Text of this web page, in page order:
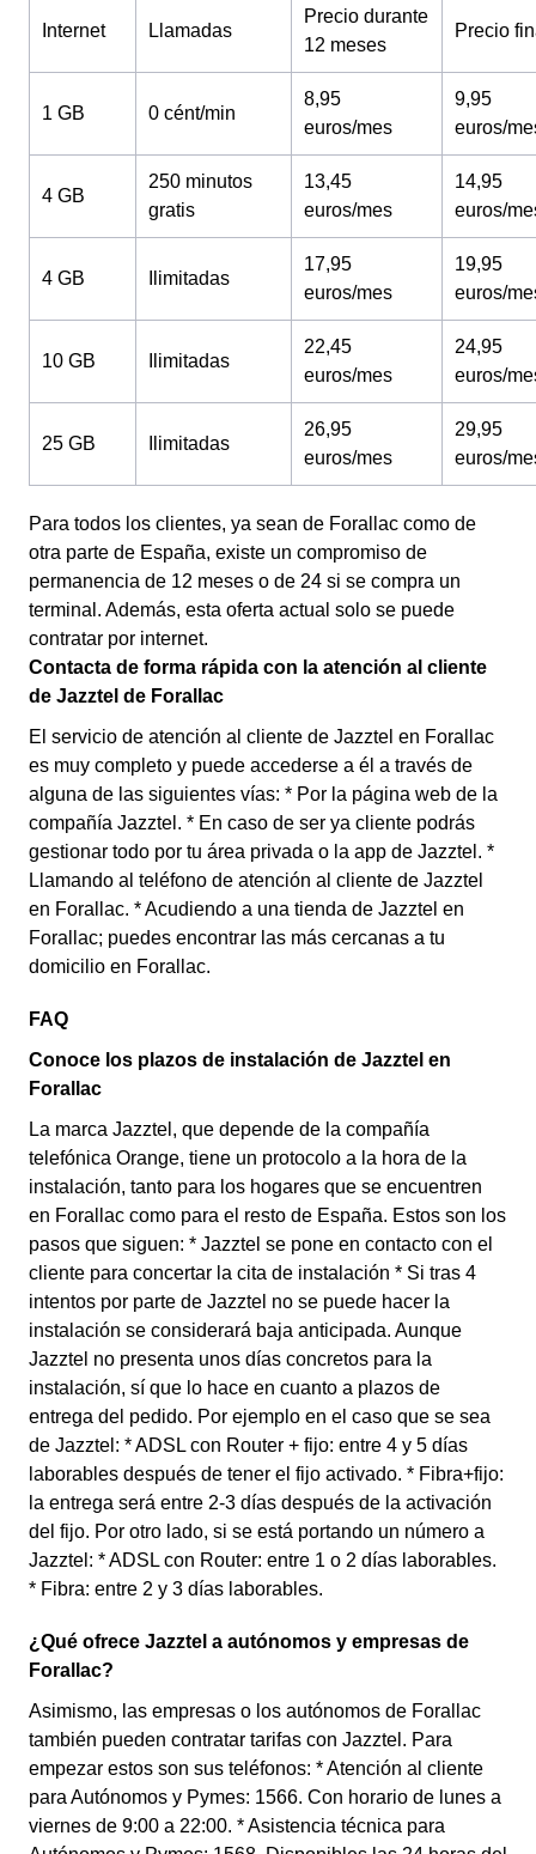
Internet Llamadas
Precio durante
12 meses
Precio
1 GB 0 cént/min
8,95
euros/mes
9,95
euros/
4 GB
250 minutos
gratis
13,45
euros/mes
14,95
euros/
4 GB Ilimitadas
17,95
euros/mes
19,95
euros/
10 GB Ilimitadas
22,45
euros/mes
24,95
euros/
25 GB Ilimitadas
26,95
euros/mes
29,95
euros/
Para todos los clientes, ya sean de Forallac como de
otra parte de España, existe un compromiso de
permanencia de 12 meses o de 24 si se compra un
terminal. Además, esta oferta actual solo se puede
contratar por internet.
Contacta de forma rápida con la atención al cliente
de Jazztel de Forallac
El servicio de atención al cliente de Jazztel en Forallac
es muy completo y puede accederse a él a través de
alguna de las siguientes vías: * Por la página web de la
compañía Jazztel. * En caso de ser ya cliente podrás
gestionar todo por tu área privada o la app de Jazztel. *
Llamando al teléfono de atención al cliente de Jazztel
en Forallac. * Acudiendo a una tienda de Jazztel en
Forallac; puedes encontrar las más cercanas a tu
domicilio en Forallac.
FAQ
Conoce los plazos de instalación de Jazztel en
Forallac
La marca Jazztel, que depende de la compañía
telefónica Orange, tiene un protocolo a la hora de la
instalación, tanto para los hogares que se encuentren
en Forallac como para el resto de España. Estos son los
pasos que siguen: * Jazztel se pone en contacto con el
cliente para concertar la cita de instalación * Si tras 4
intentos por parte de Jazztel no se puede hacer la
instalación se considerará baja anticipada. Aunque
Jazztel no presenta unos días concretos para la
instalación, sí que lo hace en cuanto a plazos de
entrega del pedido. Por ejemplo en el caso que se sea
de Jazztel: * ADSL con Router + fijo: entre 4 y 5 días
laborables después de tener el fijo activado. * Fibra+fijo:
la entrega será entre 2-3 días después de la activación
del fijo. Por otro lado, si se está portando un número a
Jazztel: * ADSL con Router: entre 1 o 2 días laborables.
* Fibra: entre 2 y 3 días laborables.
¿Qué ofrece Jazztel a autónomos y empresas de
Forallac?
Asimismo, las empresas o los autónomos de Forallac
también pueden contratar tarifas con Jazztel. Para
empezar estos son sus teléfonos: * Atención al cliente
para Autónomos y Pymes: 1566. Con horario de lunes a
viernes de 9:00 a 22:00. * Asistencia técnica para